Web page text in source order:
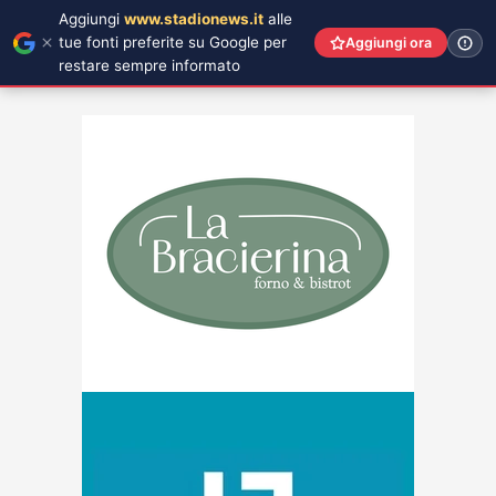
Aggiungi www.stadionews.it alle
tue fonti preferite su Google per
restare sempre informato
Aggiungi ora